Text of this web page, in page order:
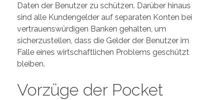
Daten der Benutzer zu schützen. Darüber hinaus
sind alle Kundengelder auf separaten Konten bei
vertrauenswürdigen Banken gehalten, um
sicherzustellen, dass die Gelder der Benutzer im
Falle eines wirtschaftlichen Problems geschützt
bleiben.
Vorzüge der Pocket